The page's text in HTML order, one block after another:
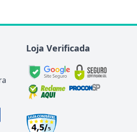
Loja Verificada